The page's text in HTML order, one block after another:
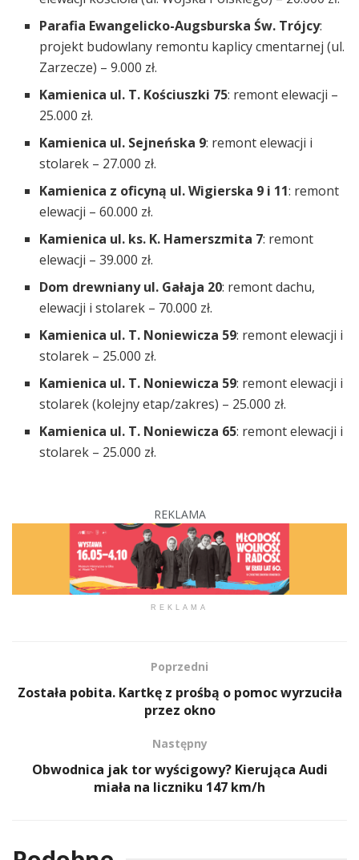
Parafia Ewangelicko-Augsburska Św. Trójcy:
projekt budowlany remontu kaplicy cmentarnej (ul.
Zarzecze) – 9.000 zł.
Kamienica ul. T. Kościuszki 75: remont elewacji –
25.000 zł.
Kamienica ul. Sejneńska 9: remont elewacji i
stolarek – 27.000 zł.
Kamienica z oficyną ul. Wigierska 9 i 11: remont
elewacji – 60.000 zł.
Kamienica ul. ks. K. Hamerszmita 7: remont
elewacji – 39.000 zł.
Dom drewniany ul. Gałaja 20: remont dachu,
elewacji i stolarek – 70.000 zł.
Kamienica ul. T. Noniewicza 59: remont elewacji i
stolarek – 25.000 zł.
Kamienica ul. T. Noniewicza 59: remont elewacji i
stolarek (kolejny etap/zakres) – 25.000 zł.
Kamienica ul. T. Noniewicza 65: remont elewacji i
stolarek – 25.000 zł.
REKLAMA
REKLAMA
Poprzedni
Została pobita. Kartkę z prośbą o pomoc wyrzuciła
przez okno
Następny
Obwodnica jak tor wyścigowy? Kierująca Audi
miała na liczniku 147 km/h